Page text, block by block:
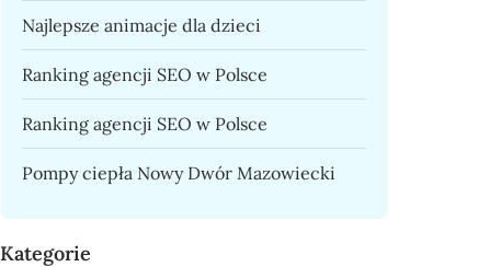
Najlepsze animacje dla dzieci
Ranking agencji SEO w Polsce
Ranking agencji SEO w Polsce
Pompy ciepła Nowy Dwór Mazowiecki
Kategorie